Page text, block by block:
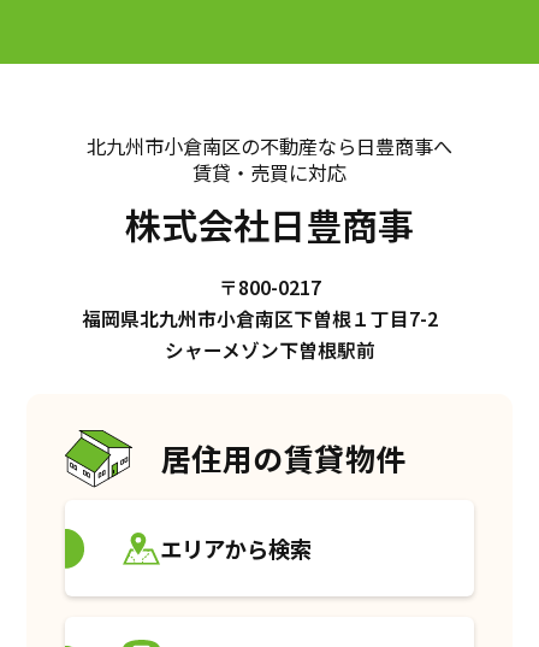
当社は、保有する個人情報に関して適用される日本の
法令、その他規範を遵守するとともに、本ポリシーの
内容を適宜見直し、その改善に努めます。
北九州市小倉南区の不動産なら日豊商事へ
賃貸・売買に対応
株式会社日豊商事
〒800-0217
福岡県北九州市小倉南区下曽根１丁目7-2
シャーメゾン下曽根駅前
居住用の賃貸物件
エリアから検索